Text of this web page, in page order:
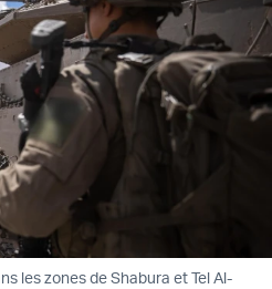
les zones de Shabura et Tel Al-